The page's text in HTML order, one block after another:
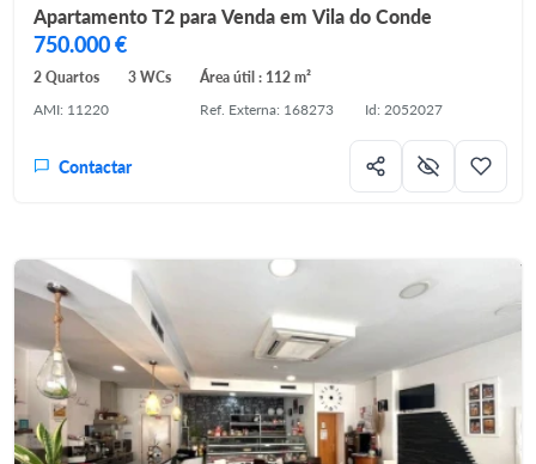
Apartamento T2 para Venda em Vila do Conde
750.000 €
2 Quartos 3 WCs
Área útil : 112 m²
AMI: 11220
Ref. Externa: 168273 Id: 2052027
Contactar